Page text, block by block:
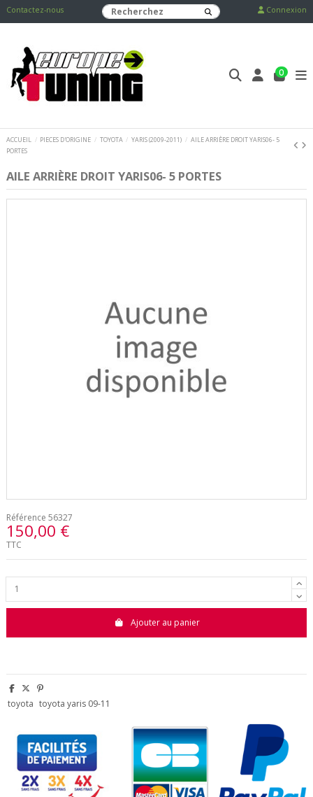
Contactez-nous Connexion
0
ACCUEIL PIECES D'ORIGINE TOYOTA YARIS (2009-2011)
AILE ARRIÈRE DROIT YARIS06- 5
PORTES
AILE ARRIÈRE DROIT YARIS06- 5 PORTES
Référence 56327
150,00 €
TTC
Ajouter au panier
toyota toyota yaris 09-11